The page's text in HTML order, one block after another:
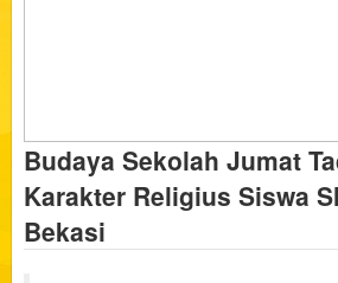
Budaya Sekolah Jumat
Karakter Religius Siswa
Bekasi